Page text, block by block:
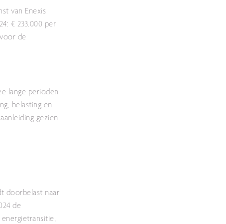
van Enexis
€ 233.000 per
de
lange perioden
belasting en
gezien
doorbelast naar
de